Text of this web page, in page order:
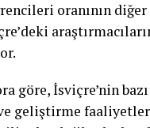
oranının
göre, İsviçre’nin
geliştirme